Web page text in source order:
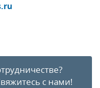
с нами!